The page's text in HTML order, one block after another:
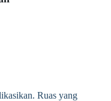
Ruas yang